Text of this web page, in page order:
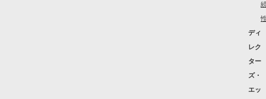
ディ
レク
ター
ズ・
エッ